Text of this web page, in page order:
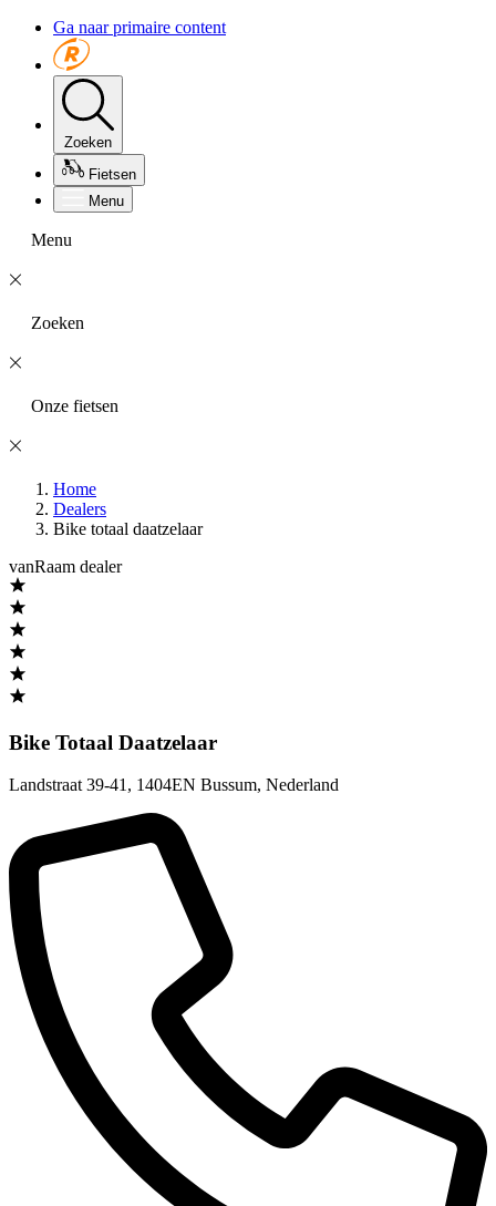
Ga naar primaire content
Zoeken
Fietsen
Menu
Menu
Zoeken
Onze fietsen
Home
Dealers
Bike totaal daatzelaar
vanRaam dealer
Bike Totaal Daatzelaar
Landstraat 39-41, 1404EN Bussum, Nederland